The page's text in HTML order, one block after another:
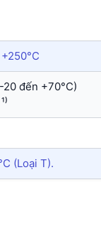
20 đến +70°C)
(Loại T).